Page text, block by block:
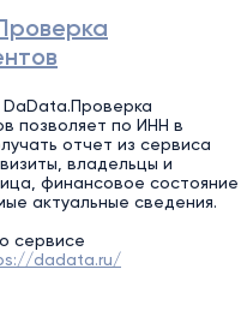
DaData.Проверка
позволяет по ИНН в
отчет из сервиса
владельцы и
финансовое состояние
актуальные сведения.
сервисе
dadata.ru/